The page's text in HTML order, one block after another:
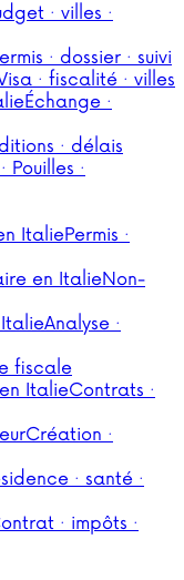
· villes ·
· dossier · suivi
· fiscalité · villes
Échange ·
· délais
Pouilles ·
ItaliePermis ·
en ItalieNon-
Analyse ·
fiscale
ItalieContrats ·
Création ·
· santé ·
· impôts ·